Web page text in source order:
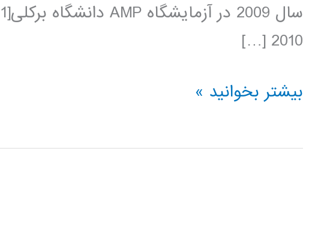
2010 […]
آموزش
اسپارک
بیشتر بخوانید »